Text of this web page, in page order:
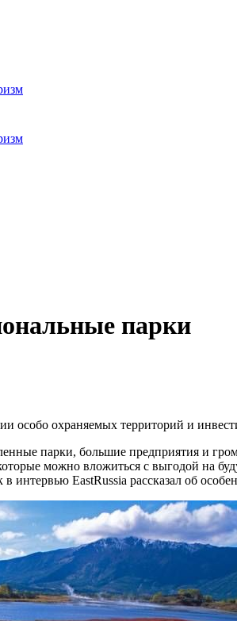
парки
особо охраняемых территорий и
парки, большие предприятия и
можно вложиться с выгодой на
интервью EastRussia рассказал об